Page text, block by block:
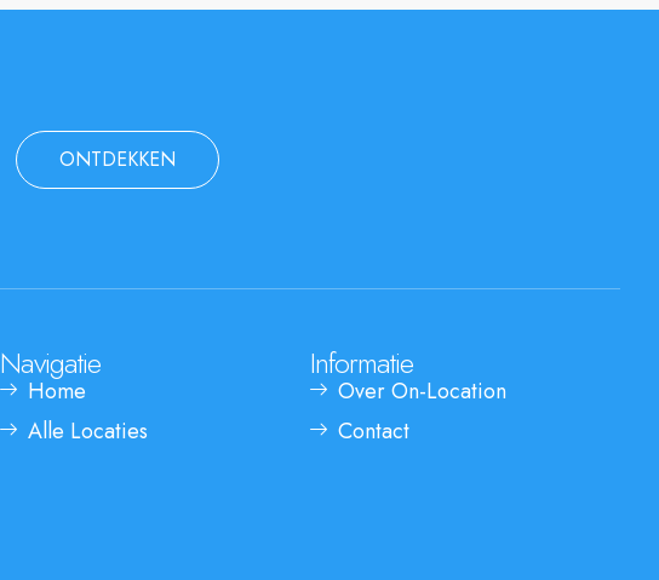
ONTDEKKEN
Navigatie
Home
Alle Locaties
Informatie
Over On-Location
Contact